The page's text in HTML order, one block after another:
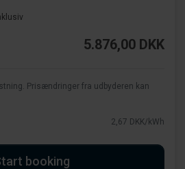
5.876,00 DKK
Prisændringer fra udbyderen kan
2,67 DKK/kWh
booking